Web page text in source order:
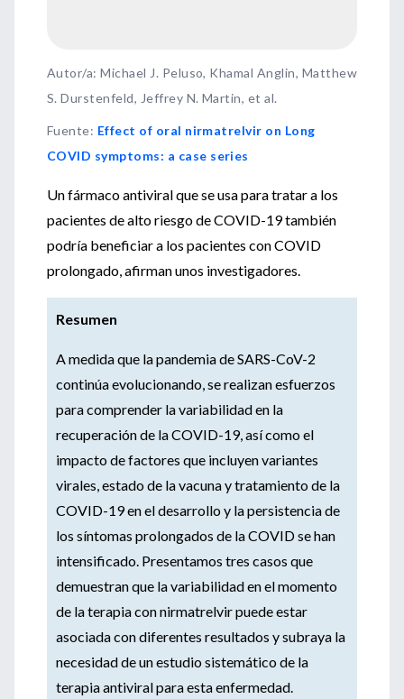
Autor/a: Michael J. Peluso, Khamal Anglin, Matthew
S. Durstenfeld, Jeffrey N. Martin, et al.
Fuente: Effect of oral nirmatrelvir on Long
COVID symptoms: a case series
Un fármaco antiviral que se usa para tratar a los
pacientes de alto riesgo de COVID-19 también
podría beneficiar a los pacientes con COVID
prolongado, afirman unos investigadores.
Resumen
A medida que la pandemia de SARS-CoV-2
continúa evolucionando, se realizan esfuerzos
para comprender la variabilidad en la
recuperación de la COVID-19, así como el
impacto de factores que incluyen variantes
virales, estado de la vacuna y tratamiento de la
COVID-19 en el desarrollo y la persistencia de
los síntomas prolongados de la COVID se han
intensificado. Presentamos tres casos que
demuestran que la variabilidad en el momento
de la terapia con nirmatrelvir puede estar
asociada con diferentes resultados y subraya la
necesidad de un estudio sistemático de la
terapia antiviral para esta enfermedad.